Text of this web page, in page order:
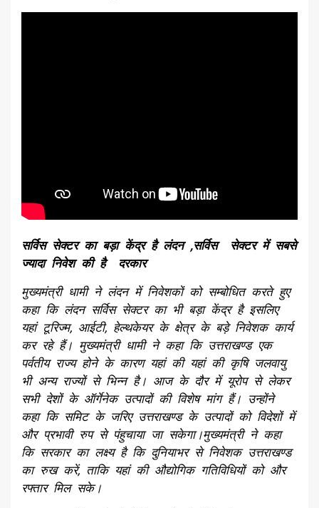
सर्विस सेक्टर का बड़ा केंद्र है लंदन ,सर्विस सेक्टर में सबसे
ज्यादा निवेश की है दरकार
मुख्यमंत्री धामी ने लंदन में निवेशकों को सम्बोधित करते हुए
कहा कि लंदन सर्विस सेक्टर का भी बड़ा केंद्र है इसलिए
यहां टूरिज्म, आईटी, हेल्थकेयर के क्षेत्र के बड़े निवेशक कार्य
कर रहे हैं। मुख्यमंत्री धामी ने कहा कि उत्तराखण्ड एक
पर्वतीय राज्य होने के कारण यहां की यहां की कृषि जलवायु
भी अन्य राज्यों से भिन्न है। आज के दौर में यूरोप से लेकर
सभी देशों के ऑर्गेनेक उत्पादों की विशेष मांग हैं। उन्होंने
कहा कि समिट के जरिए उत्तराखण्ड के उत्पादों को विदेशों में
और प्रभावी रुप से पंहुचाया जा सकेगा।मुख्यमंत्री ने कहा
कि सरकार का लक्ष्य है कि दुनियाभर से निवेशक उत्तराखण्ड
का रुख करें, ताकि यहां की औद्योगिक गतिविधियों को और
रफ्तार मिल सके।